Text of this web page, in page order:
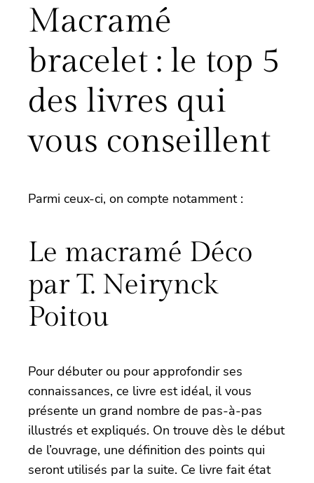
Macramé
bracelet : le top 5
des livres qui
vous conseillent
Parmi ceux-ci, on compte notamment :
Le macramé Déco
par T. Neirynck
Poitou
Pour débuter ou pour approfondir ses
connaissances, ce livre est idéal, il vous
présente un grand nombre de pas-à-pas
illustrés et expliqués. On trouve dès le début
de l’ouvrage, une définition des points qui
seront utilisés par la suite. Ce livre fait état